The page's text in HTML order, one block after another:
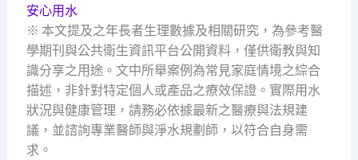
安心用水
※ 本文提及之年長者生理數據及相關研究，為參考醫
學期刊與公共衛生資訊平台公開資料，僅供衛教與知
識分享之用途。文中所舉案例為常見家庭情境之綜合
描述，非針對特定個人或產品之療效保證。實際用水
狀況與健康管理，請務必依據最新之醫療與法規建
議，並諮詢專業醫師與淨水規劃師，以符合自身需
求。